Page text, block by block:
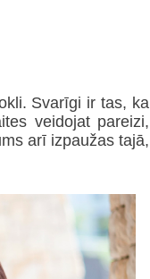
Svarīgi ir tas, ka
veidojat pareizi,
arī izpaužas tajā,